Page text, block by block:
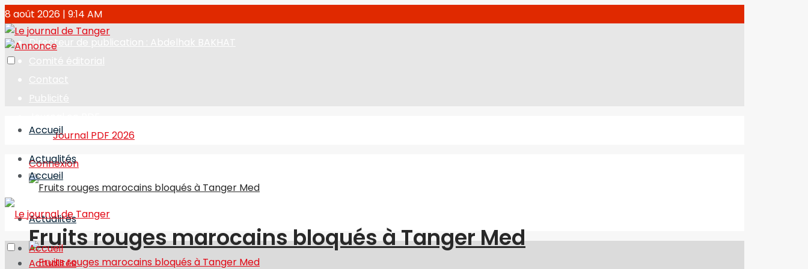
8 août 2026 | 9:14 AM
Directeur de publication : Abdelhak BAKHAT
Comité éditorial
Contact
Publicité
Journal PDF 2026
Connexion
Accueil
Actualités
Fruits rouges marocains bloqués à Tanger Med
Accueil
Actualités
Accueil
Actualités